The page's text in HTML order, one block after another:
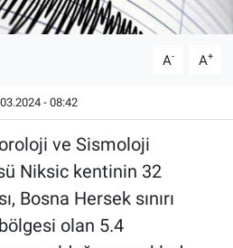
A- A+
- 08:42
ve Sismoloji
Niksic kentinin 32
Bosna Hersek sınırı
olan 5.4